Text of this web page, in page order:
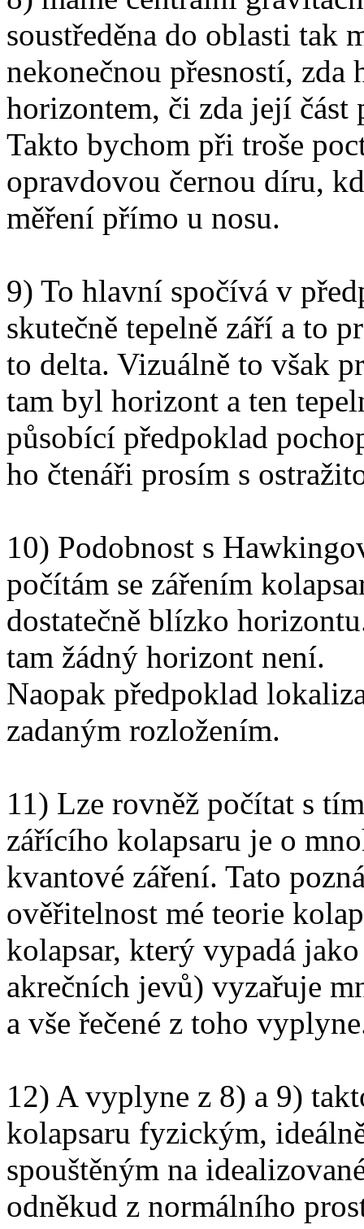
soustředěna do oblasti tak
nekonečnou přesností, zda
horizontem, či zda její část
Takto bychom při troše
opravdovou černou díru,
měření přímo u nosu.
9) To hlavní spočívá v
skutečně tepelně září a to
to delta. Vizuálně to však
tam byl horizont a ten
působící předpoklad
ho čtenáři prosím s
10) Podobnost s
počítám se zářením
dostatečně blízko
tam žádný horizont není.
Naopak předpoklad
zadaným rozložením.
11) Lze rovněž počítat s
zářícího kolapsaru je o
kvantové záření. Tato
ověřitelnost mé teorie
kolapsar, který vypadá
akrečních jevů) vyzařuje
a vše řečené z toho
12) A vyplyne z 8) a 9)
kolapsaru fyzickým,
spouštěným na
odněkud z normálního